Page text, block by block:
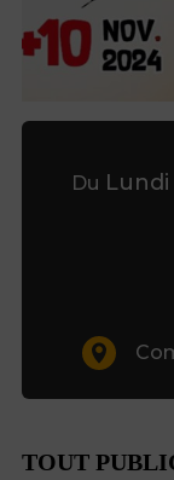
TOUT
Du Lundi